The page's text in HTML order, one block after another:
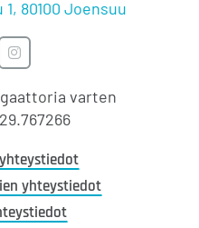
80100 Joensuu
Timosen
varten
yhteystiedot